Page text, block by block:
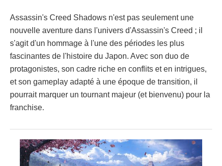
Assassin's Creed Shadows n'est pas seulement une
nouvelle aventure dans l'univers d'Assassin's Creed ; il
s'agit d'un hommage à l'une des périodes les plus
fascinantes de l'histoire du Japon. Avec son duo de
protagonistes, son cadre riche en conflits et en intrigues,
et son gameplay adapté à une époque de transition, il
pourrait marquer un tournant majeur (et bienvenu) pour la
franchise.